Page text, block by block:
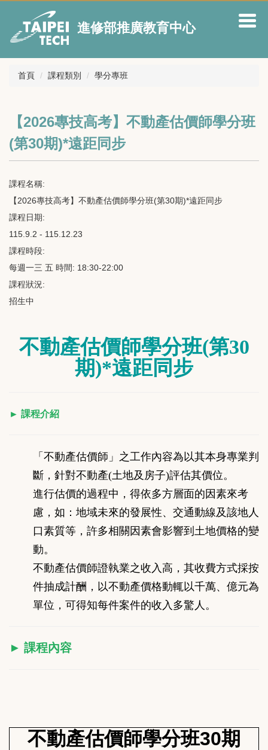
內
進修部推廣教育中心
首頁 課程類別 學分專班
【2026專技高考】不動產估價師學分班
(第30期)*遠距同步
課程名稱:
【2026專技高考】不動產估價師學分班(第30期)*遠距同步
課程日期:
115.9.2 - 115.12.23
課程時段:
每週一三 五 時間: 18:30-22:00
課程狀況:
招生中
不動產估價師學分班(第30
期)*遠距同步
► 課程介紹
「不動產估價師」之工作內容為以其本身專業判
斷，針對不動產(土地及房子)評估其價位。
進行估價的過程中，得依多方層面的因素來考
慮，如：地域未來的發展性、交通動線及該地人
口素質等，許多相關因素會影響到土地價格的變
動。
不動產估價師證執業之收入高，其收費方式採按
件抽成計酬，以不動產價格動輒以千萬、億元為
單位，可得知每件案件的收入多驚人。
► 課程內容
不動產估價師學分班30期